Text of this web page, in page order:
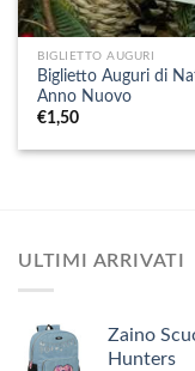
BIGLIETTO AUGURI
Biglietto Auguri di
Anno Nuovo
€1,50
ULTIMI ARRIVATI
Zaino
Hunters